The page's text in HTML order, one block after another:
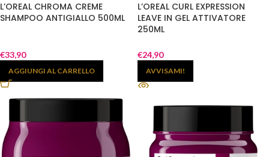
L’OREAL CHROMA CREME
SHAMPOO ANTIGIALLO 500ML
€33,90
AGGIUNGI AL CARRELLO
L’OREAL CURL EXPRESSION
LEAVE IN GEL ATTIVATORE
250ML
€24,90
AVVISAMI!